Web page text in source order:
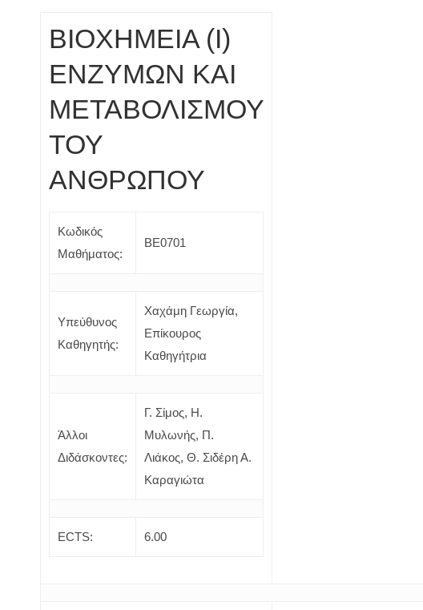
ΒΙΟΧΗΜΕΙΑ (Ι)
ΕΝΖΥΜΩΝ ΚΑΙ
ΜΕΤΑΒΟΛΙΣΜΟΥ
ΤΟΥ
ΑΝΘΡΩΠΟΥ
Κωδικός
Μαθήματος:
ΒΕ0701
Υπεύθυνος
Καθηγητής:
Χαχάμη Γεωργία,
Επίκουρος
Καθηγήτρια
Άλλοι
Διδάσκοντες:
Γ. Σίμος, Η.
Μυλωνής, Π.
Λιάκος, Θ. Σιδέρη Α.
Καραγιώτα
ECTS: 6.00